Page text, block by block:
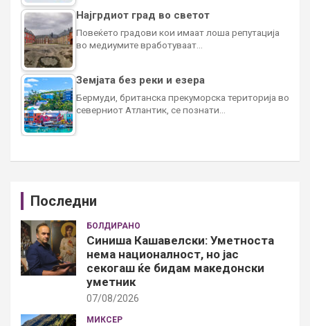
Најгрдиот град во светот
Повеќето градови кои имаат лоша репутација
во медиумите вработуваат…
Земјата без реки и езера
Бермуди, британска прекуморска територија во
северниот Атлантик, се познати…
Последни
БОЛДИРАНО
Синиша Кашавелски: Уметноста
нема националност, но јас
секогаш ќе бидам македонски
уметник
07/08/2026
МИКСЕР